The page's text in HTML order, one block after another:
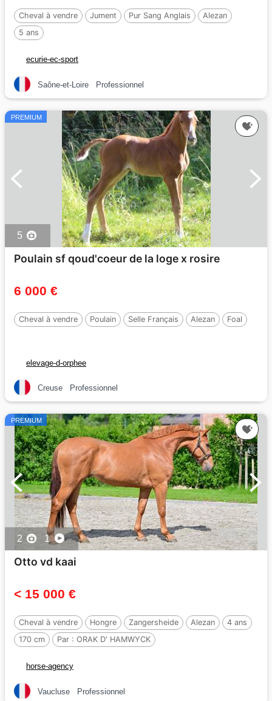
Cheval à vendre Jument Pur Sang Anglais
Alezan
5 ans
ecurie-ec-sport
Saône-et-Loire Professionnel
PREMIUM
5
Poulain sf qoud'coeur de la loge x rosire
6 000 €
Cheval à vendre Poulain Selle Français Alezan Foal
elevage-d-orphee
Creuse Professionnel
PREMIUM
2 1
Otto vd kaai
< 15 000 €
Cheval à vendre Hongre Zangersheide Alezan
4 ans
170 cm
Par : ORAK D' HAMWYCK
horse-agency
Vaucluse Professionnel